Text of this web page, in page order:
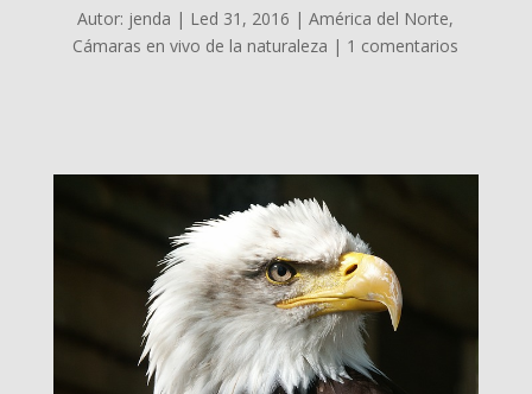
Autor: jenda | Led 31, 2016 |América del Norte,
Cámaras en vivo de la naturaleza | 1 comentarios